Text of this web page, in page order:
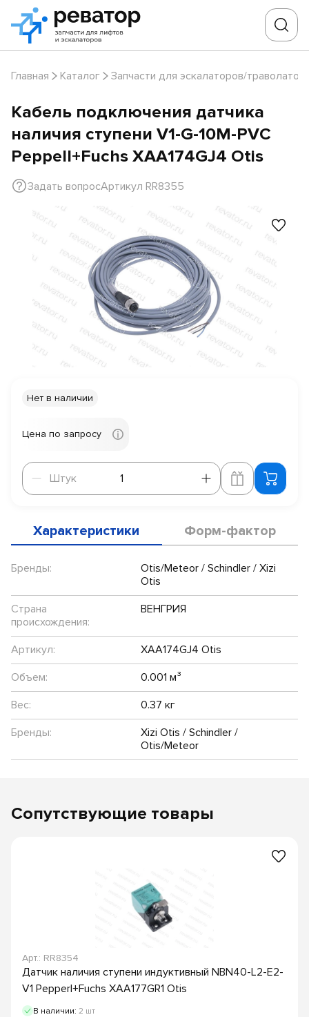
Главная Каталог Запчасти для эскалаторов/
Кабель подключения датчика
наличия ступени V1-G-10M-PVC
Peppell+Fuchs XAA174GJ4 Otis
Задать вопросАртикул RR8355
Нет в наличии
Цена по запросу
Штук
Штук
Характеристики Форм-фактор
Бренды:
Otis/Meteor / Schindler / Xizi
Otis
Страна
происхождения:
ВЕНГРИЯ
Артикул:
XAA174GJ4 Otis
Объем:
0.001 м³
Вес:
0.37 кг
Бренды:
Xizi Otis / Schindler /
Otis/Meteor
Сопутствующие товары
Арт.: RR8354
Датчик наличия ступени индуктивный NBN40-L2-E2-
V1 Pepperl+Fuchs XAA177GR1 Otis
В наличии: 2 шт